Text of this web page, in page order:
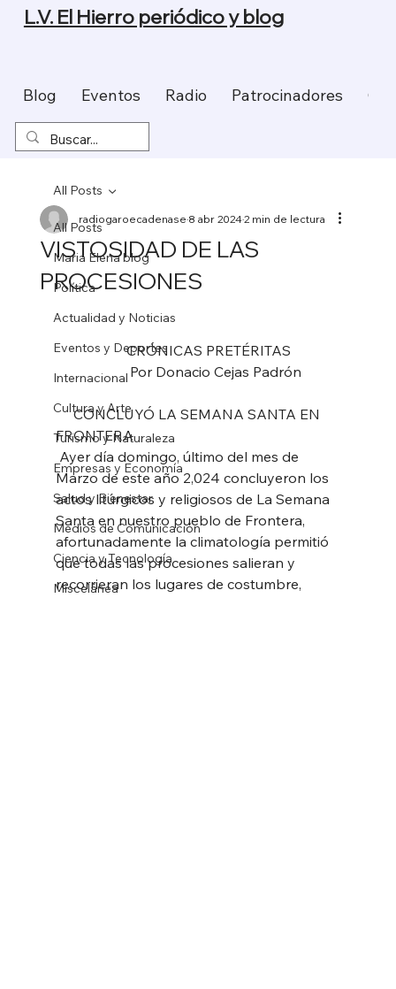
Blog Eventos Radio Patrocinadores
L.V. El Hierro periódico y blog
All Posts
Maria Elena blog
Política
Actualidad y Noticias
Eventos y Deportes
Internacional
Cultura y Arte
Turismo y Naturaleza
Empresas y Economía
Salud y Bienestar
Medios de Comunicación
Ciencia y Tecnología
Miscelánea
All Posts
VISTOSIDAD DE LAS
PROCESIONES
radiogaroecadenase8 abr 20242 min de lectura
CRÓNICAS PRETÉRITAS
Por Donacio Cejas Padrón
CONCLUYÓ LA SEMANA SANTA EN
FRONTERA
Marzo de este año 2,024 concluyeron los
actos litúrgicos y religiosos de La Semana
Santa en nuestro pueblo de Frontera,
afortunadamente la climatología permitió
que todas las procesiones salieran y
recorrieran los lugares de costumbre,